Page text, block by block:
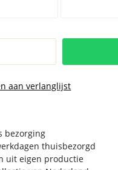
aan verlanglijst
bezorging
thuisbezorgd
uit eigen productie